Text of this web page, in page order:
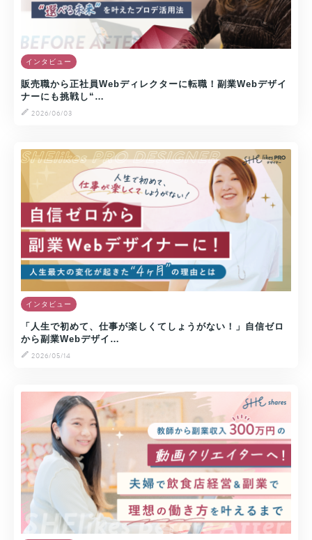
インタビュー
販売職から正社員Webディレクターに転職！副業Webデザイ
ナーにも挑戦し“…
2026/06/03
インタビュー
「人生で初めて、仕事が楽しくてしょうがない！」自信ゼロ
から副業Webデザイ…
2026/05/14